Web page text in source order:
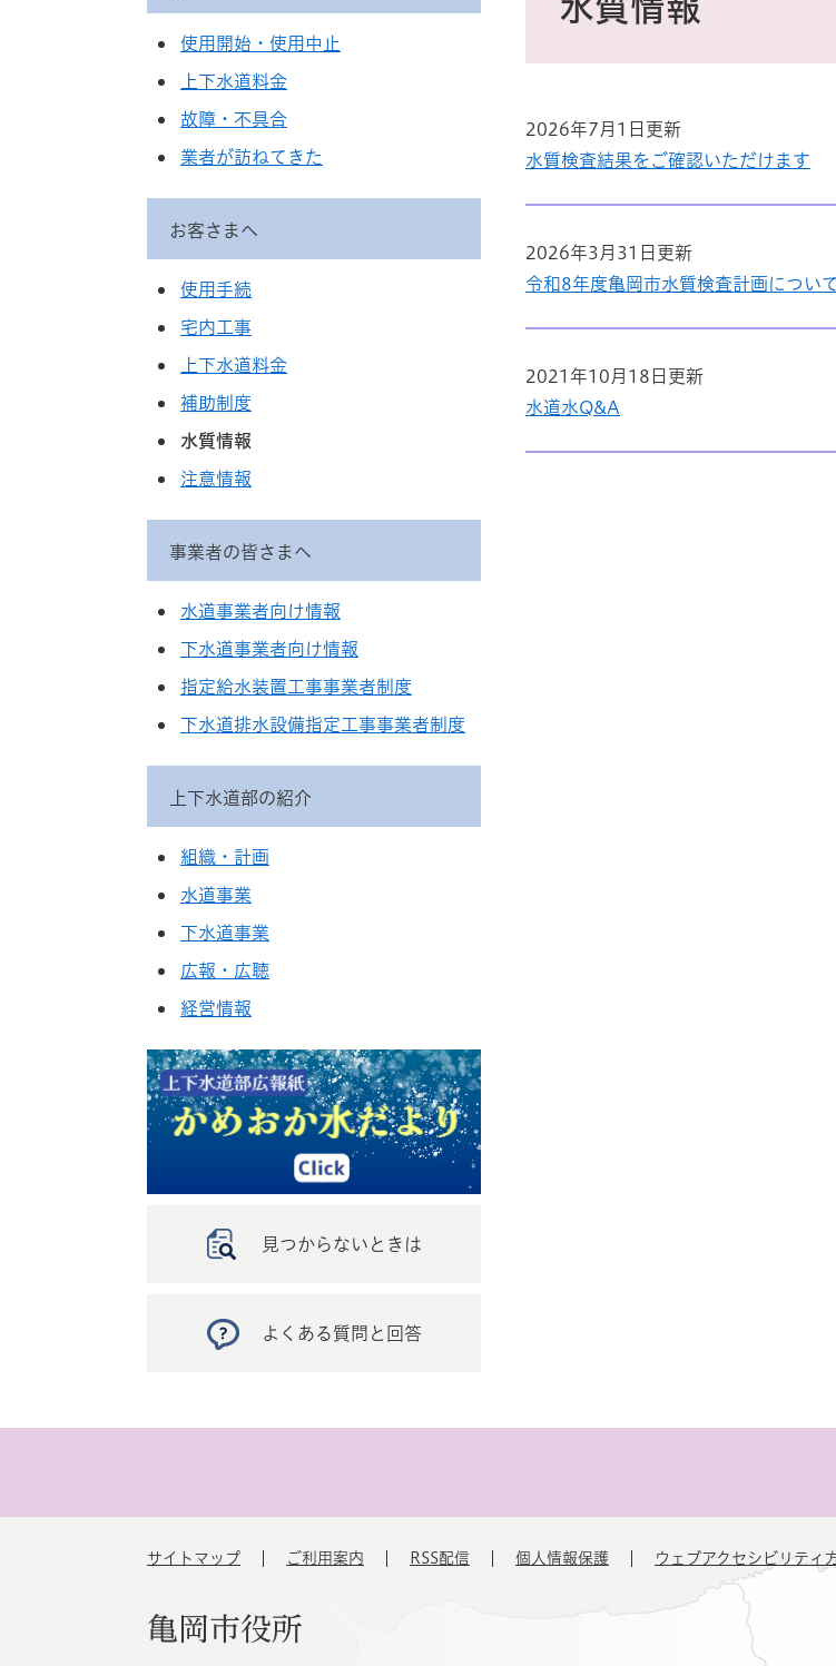
水質情報
2026年7月1日更新
水質検査結果をご確認いただけます
2026年3月31日更新
令和8年度亀岡市水質検査計画につい
2021年10月18日更新
水道水Q&A
使用開始・使用中止
上下水道料金
故障・不具合
業者が訪ねてきた
お客さまへ
使用手続
宅内工事
上下水道料金
補助制度
水質情報
注意情報
事業者の皆さまへ
水道事業者向け情報
下水道事業者向け情報
指定給水装置工事事業者制度
下水道排水設備指定工事事業者制度
上下水道部の紹介
組織・計画
水道事業
下水道事業
広報・広聴
経営情報
見つからないときは
よくある質問と回答
サイトマップ ご利用案内 RSS配信 個人情報保護 ウェブアクセシビリティ
亀岡市役所